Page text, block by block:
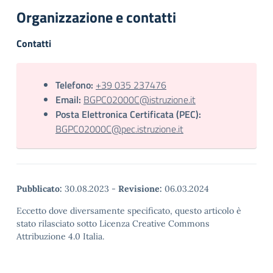
Organizzazione e contatti
Contatti
Telefono: +39 035 237476
Email: BGPC02000C@istruzione.it
Posta Elettronica Certificata (PEC):
BGPC02000C@pec.istruzione.it
Pubblicato: 30.08.2023 - Revisione: 06.03.2024
Eccetto dove diversamente specificato, questo articolo è
stato rilasciato sotto Licenza Creative Commons
Attribuzione 4.0 Italia.